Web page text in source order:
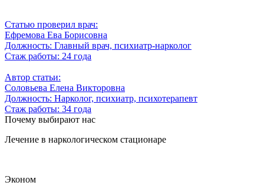
Статью проверил врач:
Ефремова Ева Борисовна
Должность: Главный врач, психиатр-нарколог
Стаж работы: 24 года
Автор статьи:
Соловьева Елена Викторовна
Должность: Нарколог, психиатр, психотерапевт
Стаж работы: 34 года
Почему выбирают нас
Лечение в наркологическом стационаре
Эконом